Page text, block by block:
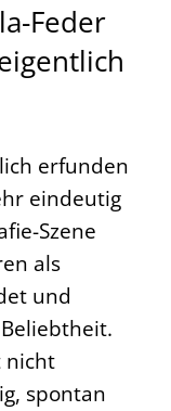
Feder
erfunden
eindeutig
Szene
als
und
nicht
spontan